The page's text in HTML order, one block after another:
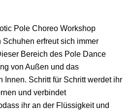
Pole Choreo Workshop
Schuhen erfreut sich immer
Bereich des Pole Dance
von Außen und das
Innen. Schritt für Schritt werdet ihr
und verbindet
ihr an der Flüssigkeit und